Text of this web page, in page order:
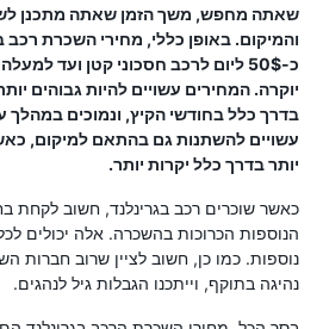
שאתה מחפש, משך הזמן שאתה מתכנן
והמיקום. באופן כללי, מחירי השכרת רכב
יוקרה. המחירים עשויים להיות גבוהים
בדרך כלל בחודשי הקיץ, ונמוכים במהלך
עשויים להשתנות גם בהתאם למיקום,
יותר בדרך כלל יקרות יותר.
כאשר שוכרים רכב בגרינלנד, חשוב לקחת
הנוספות הכרוכות בהשכרה. אלה יכולים
נוספות. כמו כן, חשוב לציין שרוב חברות
נהיגה בתוקף, וייתכנו הגבלות גיל לנהגים.